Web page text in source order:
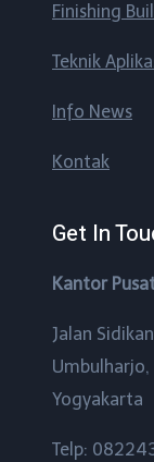
Finishing
Teknik
Info News
Kontak
Get In
Kantor
Jalan
Yogyakarta
Telp: